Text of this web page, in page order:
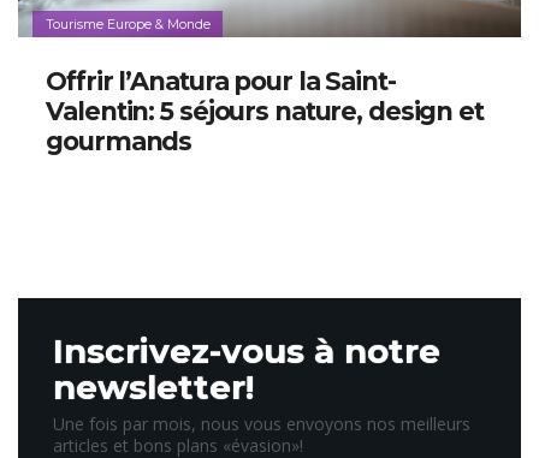
Tourisme Europe & Monde
Offrir l’Anatura pour la Saint-
Valentin: 5 séjours nature, design et
gourmands
Inscrivez-vous à notre
newsletter!
Une fois par mois, nous vous envoyons nos meilleurs
articles et bons plans «évasion»!